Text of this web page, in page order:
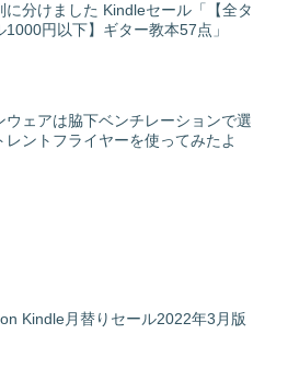
に分けました Kindleセール「【全タ
1000円以下】ギター教本57点」
ウェアは脇下ベンチレーションで選
レントフライヤーを使ってみたよ
Kindle月替りセール2022年3月版